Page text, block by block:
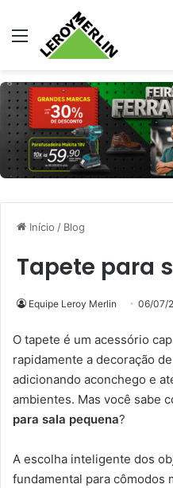
Menu
Início / Blog
Tapete para
Equipe Leroy Merlin 06/07/
O tapete é um acessório
rapidamente a decoração
adicionando aconchego e
ambientes. Mas você sabe
para sala pequena?
A escolha inteligente dos
fundamental para cômodos